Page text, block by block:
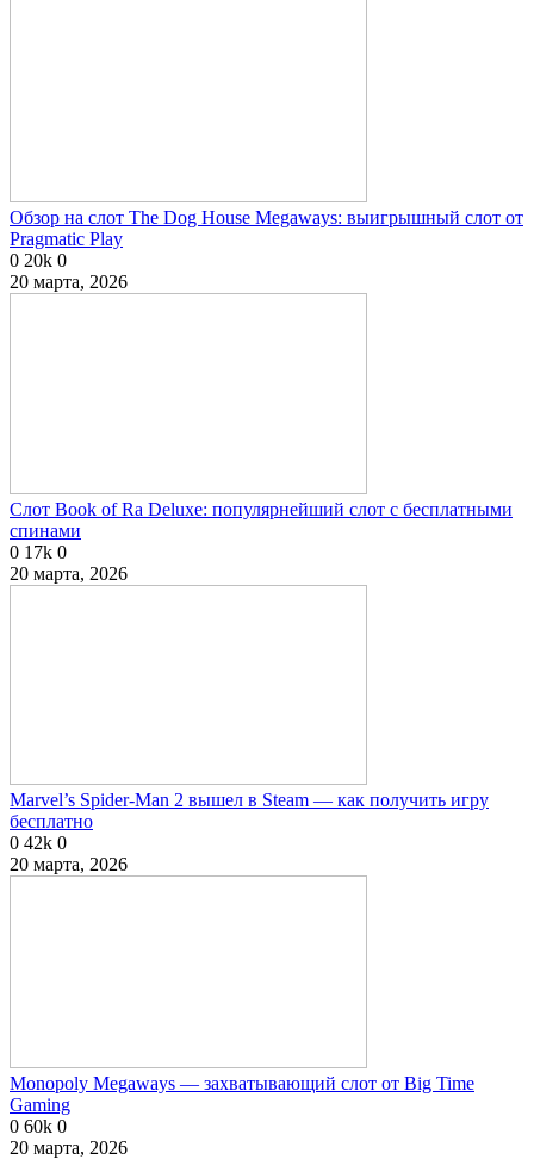
Обзор на слот The Dog House Megaways: выигрышный слот от
Pragmatic Play
0 20k 0
20 марта, 2026
Слот Book of Ra Deluxe: популярнейший слот с бесплатными
спинами
0 17k 0
20 марта, 2026
Marvel’s Spider-Man 2 вышел в Steam — как получить игру
бесплатно
0 42k 0
20 марта, 2026
Monopoly Megaways — захватывающий слот от Big Time
Gaming
0 60k 0
20 марта, 2026